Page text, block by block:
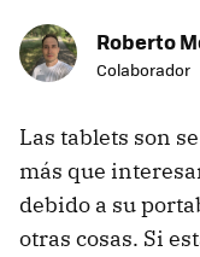
Roberto
Colaborador
Las tablets son
más que
debido a su
otras cosas. Si